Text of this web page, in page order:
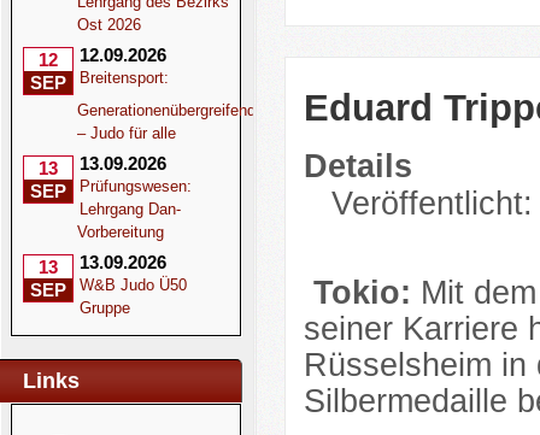
Ost 2026
12
SEP
12.09.2026
Breitensport:
Generationenübergreifend
– Judo für alle
13
SEP
13.09.2026
Prüfungswesen:
Lehrgang Dan-
Vorbereitung
13
SEP
13.09.2026
W&B Judo Ü50
Gruppe
Links
Eduard
Details
Tokio: Mit
seiner Karriere
Rüsselsheim
Silbermedaille